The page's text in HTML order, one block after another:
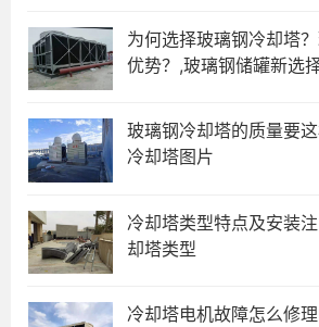
为何选择玻璃钢冷却塔
优势？,玻璃钢储罐新选
玻璃钢冷却塔的质量要
冷却塔图片
冷却塔类型特点及安装
却塔类型
冷却塔电机故障怎么修